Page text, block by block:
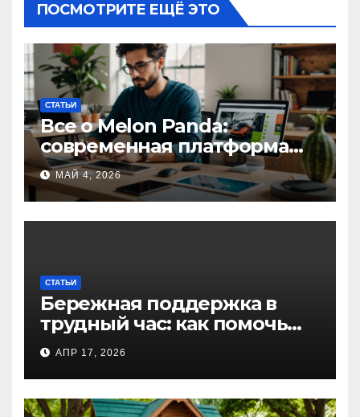
ПОСМОТРИТЕ ЕЩЁ ЭТО
СТАТЬИ
Все о Melon Panda:
современная платформа
для творческих
профессионалов и
любителей
МАЙ 4, 2026
СТАТЬИ
Бережная поддержка в
трудный час: как помочь
близкому справиться с
алкогольной
интоксикацией и
сохранить семью
АПР 17, 2026